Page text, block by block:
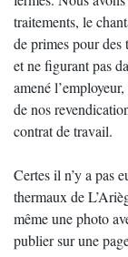
traitements, le
de primes pour des
et ne figurant pas
amené
de nos
contrat de travail.
Certes il n’y a pas
thermaux de
même une photo
publier sur une